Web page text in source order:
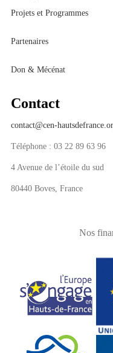
Projets et Programmes
Partenaires
Don & Mécénat
Contact
contact@cen-
Téléphone : 03 22 89 63 96
4 Avenue de l’étoile du sud
80440 Boves, France
Nos